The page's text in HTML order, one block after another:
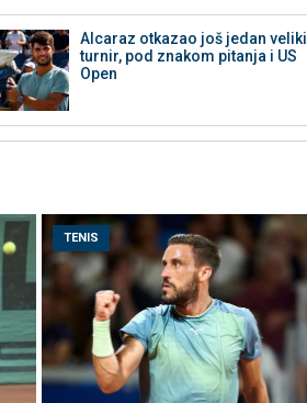
Alcaraz otkazao još jedan veliki
turnir, pod znakom pitanja i US
Open
TENIS